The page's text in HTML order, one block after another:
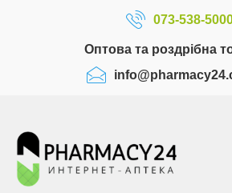
073-538-
Оптова та роздрібна